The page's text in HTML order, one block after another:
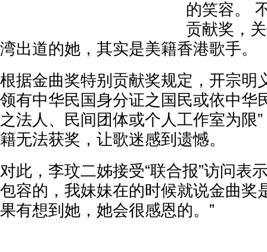
的笑容。
贡献奖，
湾出道的她，其实是美籍香港歌手。
根据金曲奖特别贡献奖规定，开宗明
领有中华民国身分证之国民或依中华
之法人、民间团体或个人工作室为限
籍无法获奖，让歌迷感到遗憾。
对此，李玟二姊接受“联合报”访问表
包容的，我妹妹在的时候就说金曲奖
果有想到她，她会很感恩的。”